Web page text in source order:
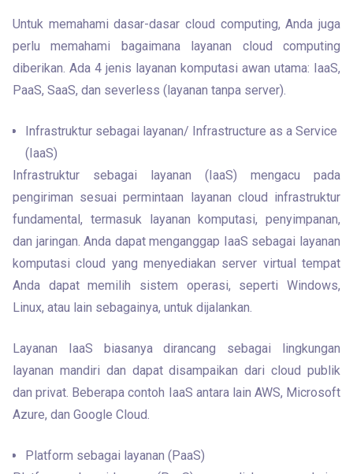
Untuk memahami dasar-dasar cloud computing, Anda juga
perlu memahami bagaimana layanan cloud computing
diberikan. Ada 4 jenis layanan komputasi awan utama: IaaS,
PaaS, SaaS, dan severless (layanan tanpa server).
Infrastruktur sebagai layanan/ Infrastructure as a Service
(IaaS)
Infrastruktur sebagai layanan (IaaS) mengacu pada
pengiriman sesuai permintaan layanan cloud infrastruktur
fundamental, termasuk layanan komputasi, penyimpanan,
dan jaringan. Anda dapat menganggap IaaS sebagai layanan
komputasi cloud yang menyediakan server virtual tempat
Anda dapat memilih sistem operasi, seperti Windows,
Linux, atau lain sebagainya, untuk dijalankan.
Layanan IaaS biasanya dirancang sebagai lingkungan
layanan mandiri dan dapat disampaikan dari cloud publik
dan privat. Beberapa contoh IaaS antara lain AWS, Microsoft
Azure, dan Google Cloud.
Platform sebagai layanan (PaaS)